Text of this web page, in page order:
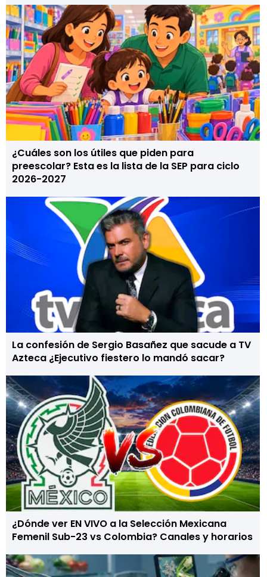
¿Cuáles son los útiles que piden para
preescolar? Esta es la lista de la SEP para ciclo
2026-2027
La confesión de Sergio Basañez que sacude a TV
Azteca ¿Ejecutivo fiestero lo mandó sacar?
¿Dónde ver EN VIVO a la Selección Mexicana
Femenil Sub-23 vs Colombia? Canales y horarios